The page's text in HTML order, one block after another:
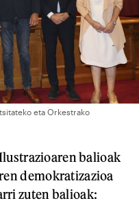
eta Orkestrako
balioak
demokratizazioa
zuten balioak: